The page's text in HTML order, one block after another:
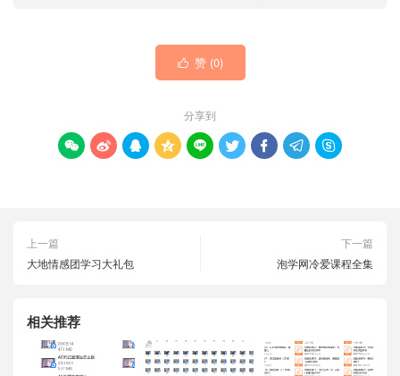
 赞 (0)
分享到
        
上一篇
大地情感团学习大礼包
下一篇
泡学网冷爱课程全集
相关推荐